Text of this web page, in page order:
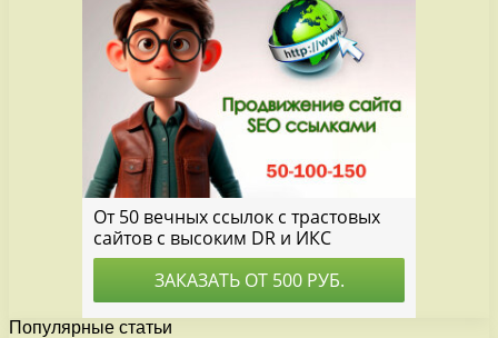
Популярные статьи